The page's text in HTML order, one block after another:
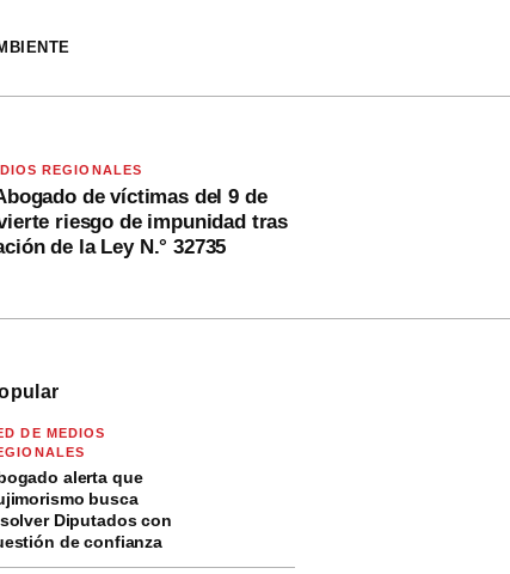
REGIONALES
de víctimas del 9 de
riesgo de impunidad tras
de la Ley N.° 32735
DE MEDIOS
alerta que
busca
Diputados con
de confianza